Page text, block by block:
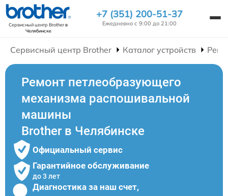
Сервисный центр Brotherв
Челябинске
+7 (351) 200-51-37
Ежедневно с 9:00 до 21:00
Сервисный центр Brother Каталог устройств
Ремонт петлеобразующего
механизма распошивальной
машины
Brother в Челябинске
Официальный сервис
Гарантийное обслуживание
до 3 лет
Диагностика за наш счет,